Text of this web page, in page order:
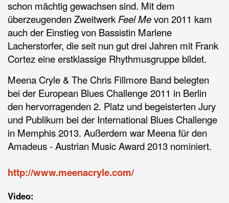
schon mächtig gewachsen sind. Mit dem
überzeugenden ZweitwerkFeel Mevon 2011 kam
auch der Einstieg von Bassistin Marlene
Lacherstorfer, die seit nun gut drei Jahren mit Frank
Cortez eine erstklassige Rhythmusgruppe bildet.
Meena Cryle & The Chris Fillmore Band belegten
bei der European Blues Challenge 2011 in Berlin
den hervorragenden 2. Platz und begeisterten Jury
und Publikum bei der International Blues Challenge
in Memphis 2013. Außerdem war Meena für den
Amadeus - Austrian Music Award 2013 nominiert.
http://www.meenacryle.com/
Video: